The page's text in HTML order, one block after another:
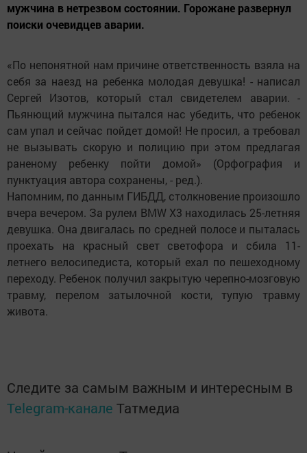
мужчина в нетрезвом состоянии. Горожане развернул
поиски очевидцев аварии.
«По непонятной нам причине ответственность взяла на
себя за наезд на ребенка молодая девушка! - написал
Сергей Изотов, который стал свидетелем аварии. -
Пьянющий мужчина пытался нас убедить, что ребенок
сам упал и сейчас пойдет домой! Не просил, а требовал
не вызывать скорую и полицию при этом предлагая
раненому ребенку пойти домой» (Орфография и
пунктуация автора сохранены, - ред.).
Напомним, по данным ГИБДД, столкновение произошло
вчера вечером. За рулем BMW X3 находилась 25-летняя
девушка. Она двигалась по средней полосе и пыталась
проехать на красный свет светофора и сбила 11-
летнего велосипедиста, который ехал по пешеходному
переходу. Ребенок получил закрытую черепно-мозговую
травму, перелом затылочной кости, тупую травму
живота.
Следите за самым важным и интересным в
Telegram-канале Татмедиа